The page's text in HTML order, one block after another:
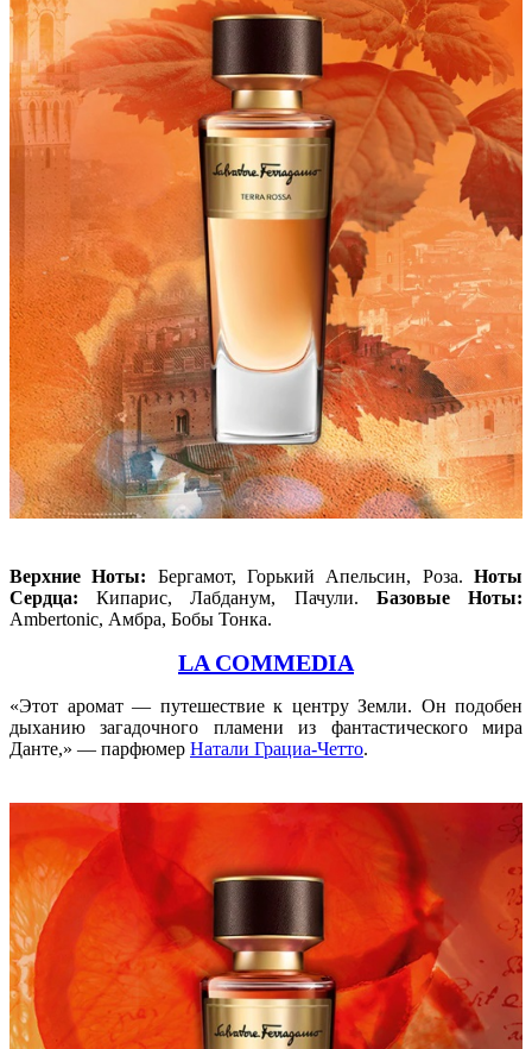
Верхние Ноты: Бергамот, Горький Апельсин, Роза.Ноты
Сердца:Кипарис, Лабданум, Пачули. Базовые Ноты:
Ambertonic, Амбра, Бобы Тонка.
LA COMMEDIA
«Этот аромат — путешествие к центру Земли. Он подобен
дыханию загадочного пламени из фантастического мира
Данте,» — парфюмер Натали Грациа-Четто.